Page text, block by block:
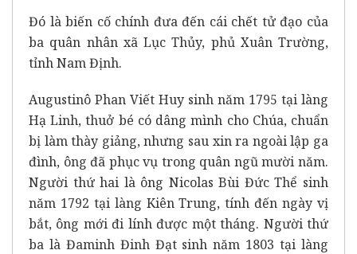
Đó là biến cố chính đưa đến cái chết tử đạo của
ba quân nhân xã Lục Thủy, phủ Xuân Trường,
tỉnh Nam Định.
Augustinô Phan Viết Huy sinh năm 1795 tại làng
Hạ Linh, thuở bé có dâng mình cho Chúa, chuẩn
bị làm thày giảng, nhưng sau xin ra ngoài lập ga
đình, ông đã phục vụ trong quân ngũ mười năm.
Người thứ hai là ông Nicolas Bùi Đức Thể sinh
năm 1792 tại làng Kiên Trung, tính đến ngày vị
bắt, ông mới đi lính được một tháng. Người thứ
ba là Đaminh Đinh Đạt sinh năm 1803 tại làng